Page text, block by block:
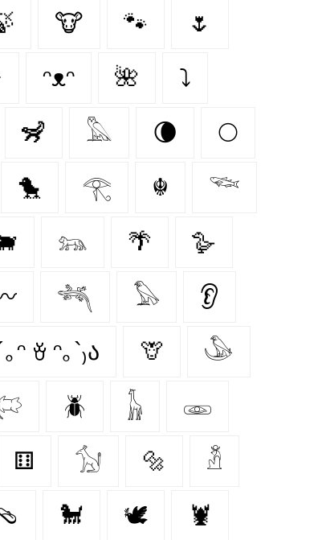
🐮 🐾 🌷
ᵔᴥᵔ 🌺 ⤵
🦨 𓅓 🌘 🌕
🐤 𓂀 ☬ 𓆝
𓃬 🌴 🪿
𓆈 𓅃 👂
｡ᵔ ꈊ ᵔ｡`₎ა 🦒 𓅇
🪲 𓃱 𓁾
⚅ 𓃩 🔩 𓁳
🐩 🕊 🦞